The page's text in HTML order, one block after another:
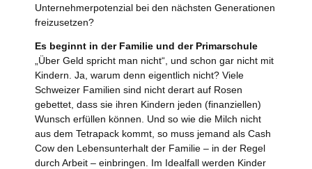
Unternehmerpotenzial bei den nächsten Generationen
freizusetzen?
Es beginnt in der Familie und der Primarschule
„Über Geld spricht man nicht“, und schon gar nicht mit
Kindern. Ja, warum denn eigentlich nicht? Viele
Schweizer Familien sind nicht derart auf Rosen
gebettet, dass sie ihren Kindern jeden (finanziellen)
Wunsch erfüllen können. Und so wie die Milch nicht
aus dem Tetrapack kommt, so muss jemand als Cash
Cow den Lebensunterhalt der Familie – in der Regel
durch Arbeit – einbringen. Im Idealfall werden Kinder